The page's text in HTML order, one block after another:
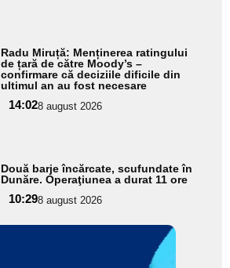
Radu Miruță: Menținerea ratingului
de țară de către Moody’s –
confirmare că deciziile dificile din
ultimul an au fost necesare
14:028 august 2026
Două barje încărcate, scufundate în
Dunăre. Operaţiunea a durat 11 ore
10:298 august 2026